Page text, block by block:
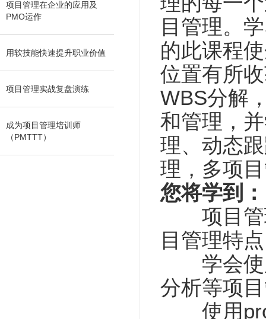
项目管理在企业的应用及
PMO运作
用软技能快速提升职业价值
项目管理实战复盘演练
成为项目管理培训师
（PMTTT）
目管理。
的此课程
位置有所
WBS分解
和管理，
理、动态
理，多项
您将学到：
项目管
目管理特
学会使
分析等项
使用